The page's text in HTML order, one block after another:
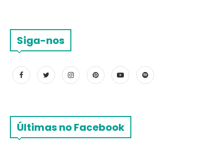
Siga-nos
Últimas no Facebook